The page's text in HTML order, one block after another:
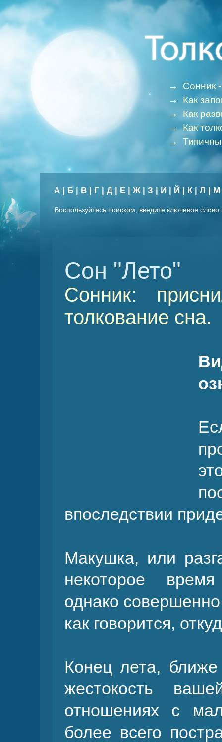
→ Сонник
→ Как
→ Как
→Как
→
А | Б| В | Г | Д | Е | Ж| З | И | Й | К| Л | М
Воспользуйтесь поиском, введите ключевое
Сон "Лето"
Сонник:
толкование сна.
впоследствии
Макушка, или
некоторое
однако
как говорится,
Конец лета,
жестокость
отношениях с
более всего